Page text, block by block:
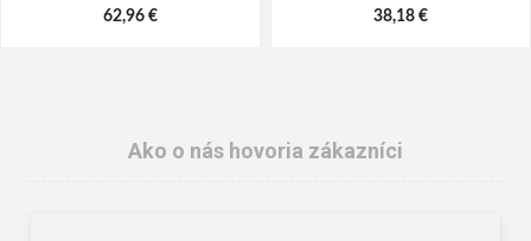
62,96 € 38,18 €
Ako o nás hovoria zákazníci